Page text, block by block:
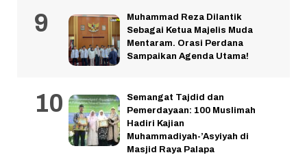
Muhammad Reza Dilantik
Sebagai Ketua Majelis Muda
Mentaram. Orasi Perdana
Sampaikan Agenda Utama!
Semangat Tajdid dan
Pemerdayaan: 100 Muslimah
Hadiri Kajian
Muhammadiyah-’Asyiyah di
Masjid Raya Palapa